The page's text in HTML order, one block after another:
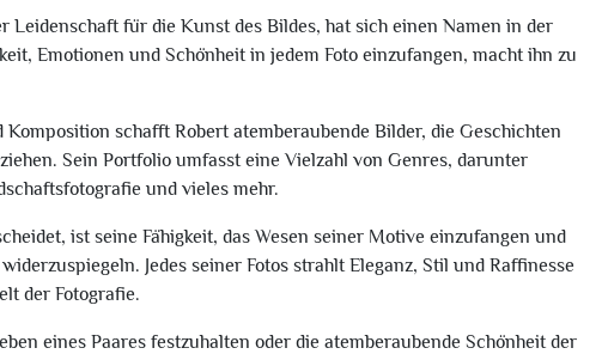
Leidenschaft für die Kunst des Bildes, hat sich einen Namen in der
Emotionen und Schönheit in jedem Foto einzufangen, macht ihn zu
schafft Robert atemberaubende Bilder, die Geschichten
Sein Portfolio umfasst eine Vielzahl von Genres, darunter
und vieles mehr.
ist seine Fähigkeit, das Wesen seiner Motive einzufangen und
Jedes seiner Fotos strahlt Eleganz, Stil und Raffinesse
der Fotografie.
eines Paares festzuhalten oder die atemberaubende Schönheit der